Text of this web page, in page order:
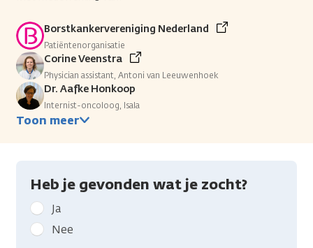
Borstkankervereniging Nederland
Patiëntenorganisatie
Corine Veenstra
Physician assistant, Antoni van Leeuwenhoek
Dr. Aafke Honkoop
Internist-oncoloog, Isala
Toon meer
Heb je gevonden wat je zocht?
Geef
kanker.nl
feedback:
Ja
Nee